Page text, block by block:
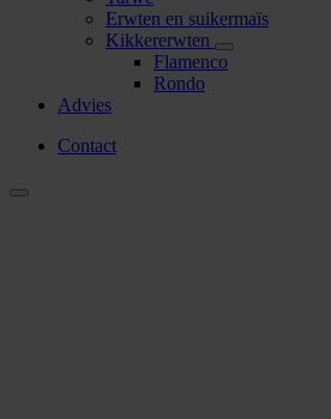
Erwten en suikermaïs
Kikkererwten
Flamenco
Rondo
Advies
Contact